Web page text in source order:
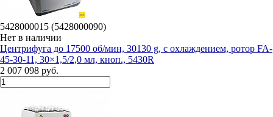
5428000015 (5428000090)
Нет в наличии
Центрифуга до 17500 об/мин, 30130 g, с охлаждением, ротор FA-
45-30-11, 30×1,5/2,0 мл, кноп., 5430R
2 007 098 руб.